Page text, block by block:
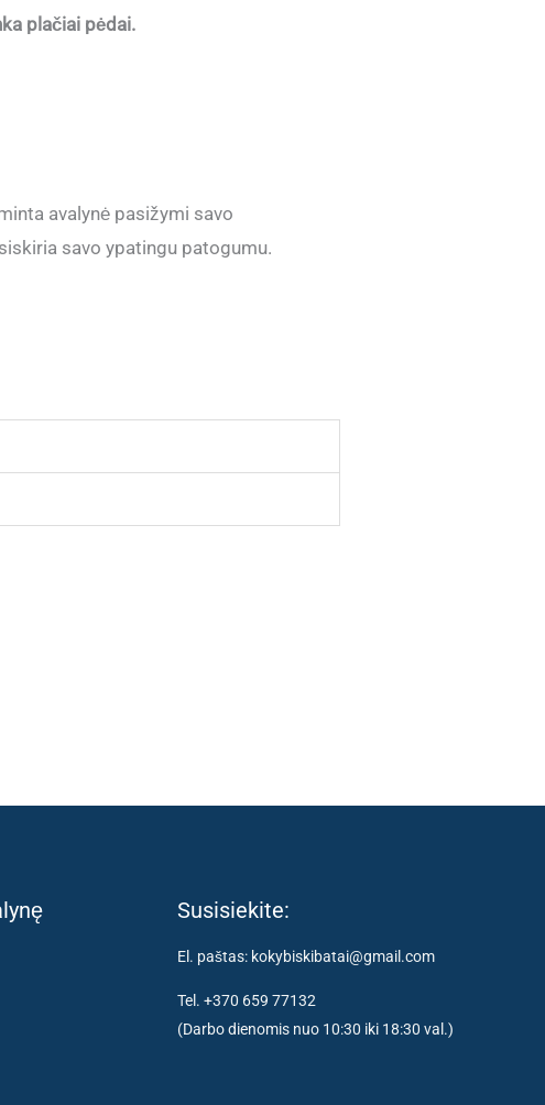
plačiai pėdai.
avalynė pasižymi savo
savo ypatingu patogumu.
Susisiekite:
El. paštas: kokybiskibatai@gmail.com
Tel. +370 659 77132
(Darbo dienomis nuo 10:30 iki 18:30 val.)